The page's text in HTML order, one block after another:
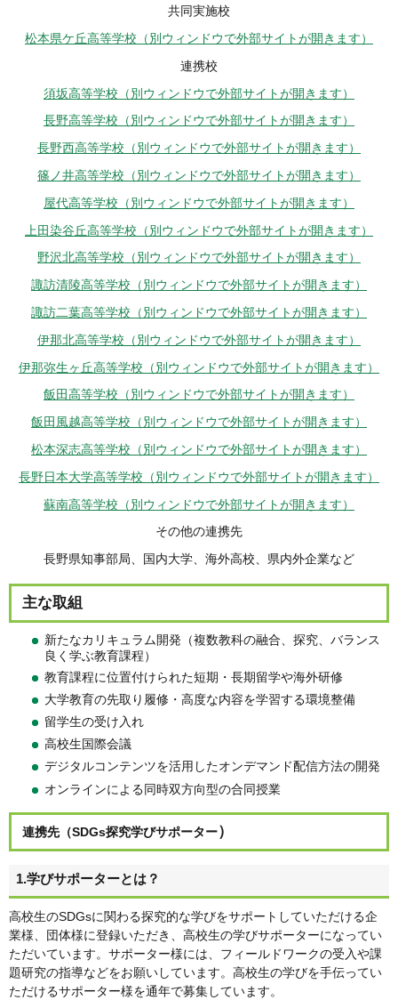
共同実施校
松本県ケ丘高等学校（別ウィンドウで外部サイトが開きます）
連携校
須坂高等学校（別ウィンドウで外部サイトが開きます）
長野高等学校（別ウィンドウで外部サイトが開きます）
長野西高等学校（別ウィンドウで外部サイトが開きます）
篠ノ井高等学校（別ウィンドウで外部サイトが開きます）
屋代高等学校（別ウィンドウで外部サイトが開きます）
上田染谷丘高等学校（別ウィンドウで外部サイトが開きます）
野沢北高等学校（別ウィンドウで外部サイトが開きます）
諏訪清陵高等学校（別ウィンドウで外部サイトが開きます）
諏訪二葉高等学校（別ウィンドウで外部サイトが開きます）
伊那北高等学校（別ウィンドウで外部サイトが開きます）
伊那弥生ヶ丘高等学校（別ウィンドウで外部サイトが開きます）
飯田高等学校（別ウィンドウで外部サイトが開きます）
飯田風越高等学校（別ウィンドウで外部サイトが開きます）
松本深志高等学校（別ウィンドウで外部サイトが開きます）
長野日本大学高等学校（別ウィンドウで外部サイトが開きます）
蘇南高等学校（別ウィンドウで外部サイトが開きます）
その他の連携先
長野県知事部局、国内大学、海外高校、県内外企業など
主な取組
新たなカリキュラム開発（複数教科の融合、探究、バランス
良く学ぶ教育課程）
教育課程に位置付けられた短期・長期留学や海外研修
大学教育の先取り履修・高度な内容を学習する環境整備
留学生の受け入れ
高校生国際会議
デジタルコンテンツを活用したオンデマンド配信方法の開発
オンラインによる同時双方向型の合同授業
連携先（SDGs探究学びサポーター）
1.学びサポーターとは？
高校生のSDGsに関わる探究的な学びをサポートしていただける企
業様、団体様に登録いただき、高校生の学びサポーターになってい
ただいています。サポーター様には、フィールドワークの受入や課
題研究の指導などをお願いしています。高校生の学びを手伝ってい
ただけるサポーター様を通年で募集しています。